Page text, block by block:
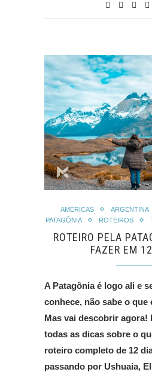
AMÉRICAS ARGENTINA
PATAGÔNIA
ROTEIROS
ROTEIRO PELA
FAZER EM
A Patagônia é logo ali e
conhece, não sabe o que
Mas vai descobrir agora!
todas as dicas sobre o
roteiro completo de 12
passando por Ushuaia,